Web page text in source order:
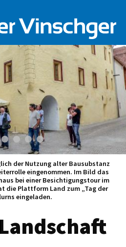
der Nutzung alter Bausubstanz
eingenommen. Im Bild das
bei einer Besichtigungstour im
die Plattform Land zum „Tag der
eingeladen.